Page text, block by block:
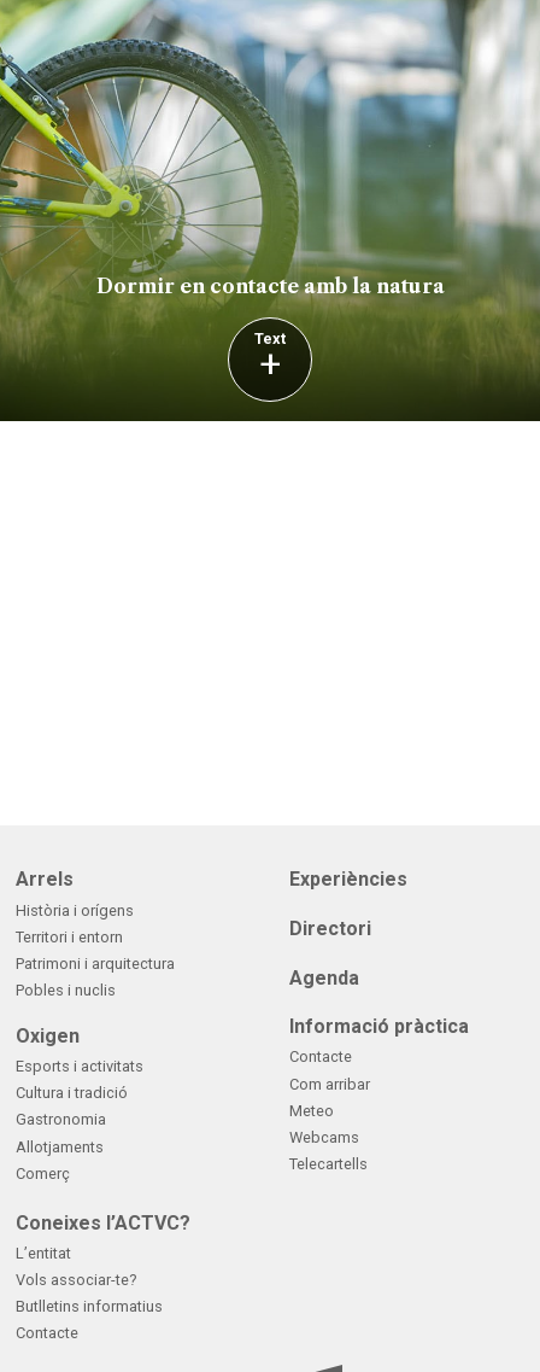
Dormir en contacte amb la natura
Text
+
Arrels
Història i orígens
Territori i entorn
Patrimoni i arquitectura
Pobles i nuclis
Oxigen
Esports i activitats
Cultura i tradició
Gastronomia
Allotjaments
Comerç
Experiències
Directori
Agenda
Informació pràctica
Contacte
Com arribar
Meteo
Webcams
Telecartells
Coneixes l’ACTVC?
L’entitat
Vols associar-te?
Butlletins informatius
Contacte